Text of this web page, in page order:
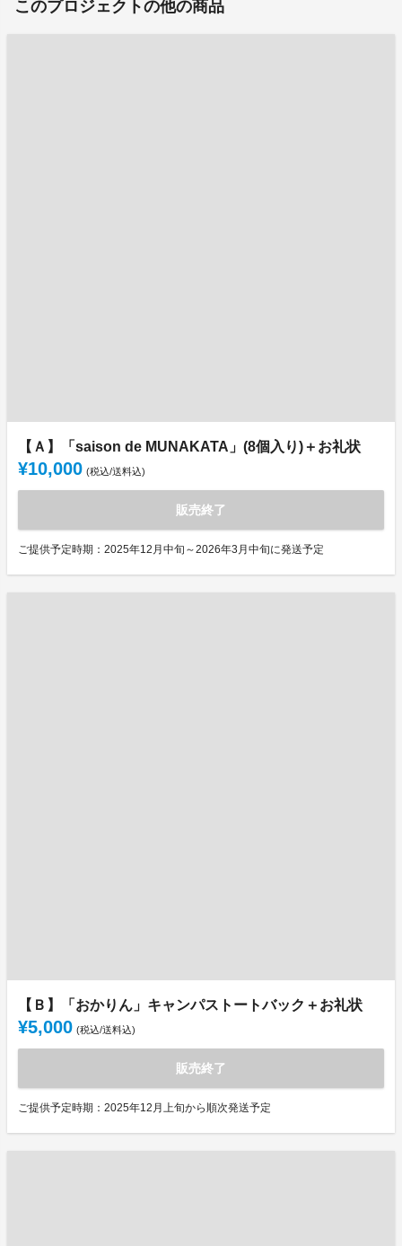
このプロジェクトの他の商品
【Ａ】「saison de MUNAKATA」(8個入り)＋お礼状
¥10,000 (税込/送料込)
販売終了
ご提供予定時期：2025年12月中旬～2026年3月中旬に発送予定
【Ｂ】「おかりん」キャンパストートバック＋お礼状
¥5,000 (税込/送料込)
販売終了
ご提供予定時期：2025年12月上旬から順次発送予定